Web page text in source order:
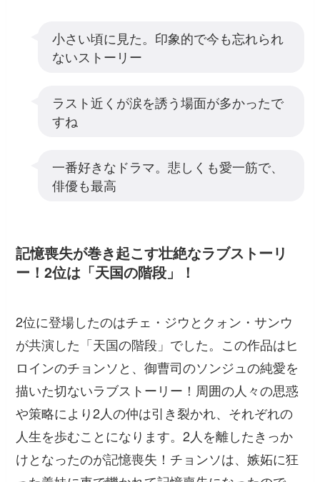
小さい頃に見た。印象的で今も忘れられ
ないストーリー
ラスト近くが涙を誘う場面が多かったで
すね
一番好きなドラマ。悲しくも愛一筋で、
俳優も最高
記憶喪失が巻き起こす壮絶なラブストーリ
ー！2位は「天国の階段」！
2位に登場したのはチェ・ジウとクォン・サンウ
が共演した「天国の階段」でした。この作品はヒ
ロインのチョンソと、御曹司のソンジュの純愛を
描いた切ないラブストーリー！周囲の人々の思惑
や策略により2人の仲は引き裂かれ、それぞれの
人生を歩むことになります。2人を離したきっか
けとなったのが記憶喪失！チョンソは、嫉妬に狂